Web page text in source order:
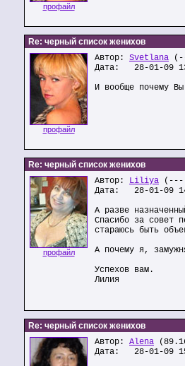
профайл
Re: черный список женихов
профайл
Автор: Svetlana
Дата: 28-01-09
И вообще почему
Re: черный список женихов
профайл
Автор: Liliya (---
Дата: 28-01-09
А разве
Спасибо за совет
стараюсь быть
А почему я,
Успехов вам.
Лилия
Re: черный список женихов
Автор: Alena
Дата: 28-01-09